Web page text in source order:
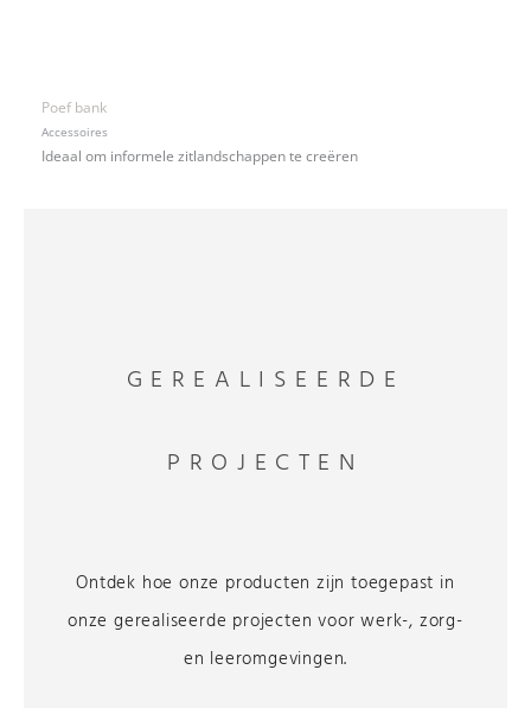
Poef bank
Accessoires
Ideaal om informele zitlandschappen te creëren
GEREALISEERDE
PROJECTEN
Ontdek hoe onze producten zijn toegepast in
onze gerealiseerde projecten voor werk-, zorg-
en leeromgevingen.